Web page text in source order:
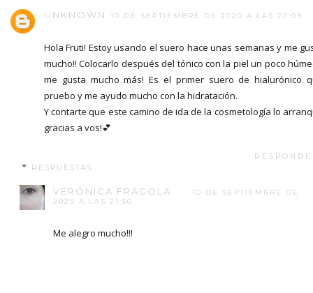
UNKNOWN 10 DE SEPTIEMBRE DE 2020 A LAS 20:09
Hola Fruti! Estoy usando el suero hace unas semanas y me
mucho!! Colocarlo después del tónico con la piel un poco
me gusta mucho más! Es el primer suero de hialurónico
pruebo y me ayudo mucho con la hidratación.
Y contarte que este camino de ida de la cosmetología lo
gracias a vos!💕
RESPUESTAS
VERÓNICA FRÁGOLA
10 DE SEPTIEMBRE DE
2020 A LAS 21:50
Me alegro mucho!!!